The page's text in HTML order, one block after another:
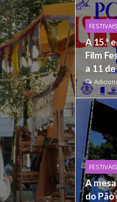
FESTIVAIS
A 15.ª
Film
a 11
FESTIVAIS
A
do